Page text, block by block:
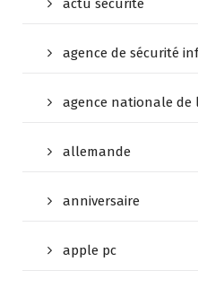
actu sécurité
agence de sécurité
agence nationale
allemande
anniversaire
apple pc